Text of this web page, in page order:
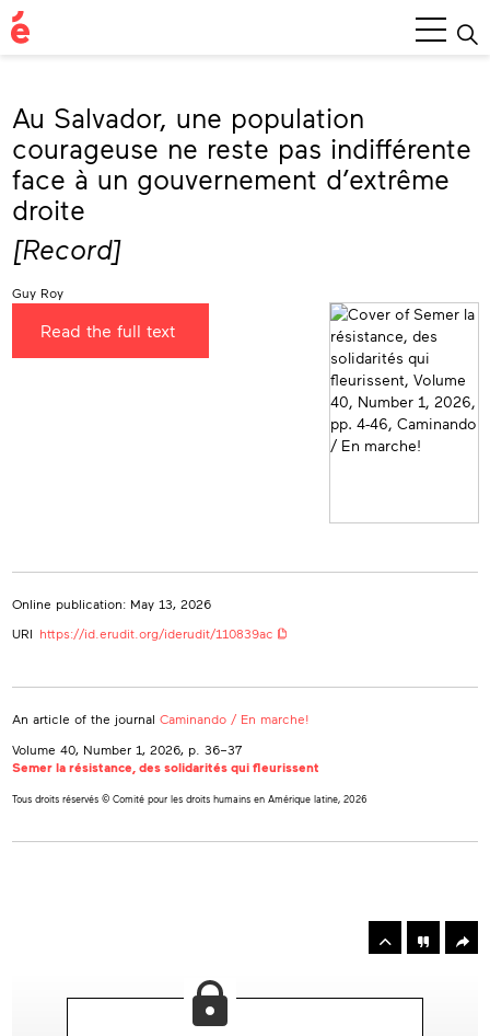
Main
Menu
Au Salvador, une population
courageuse ne reste pas indifférente
face à un gouvernement d’extrême
droite
[Record]
Guy Roy
Read the full text
Online publication: May 13, 2026
URI https://id.erudit.org/iderudit/110839ac
An article of the journal Caminando / En marche!
Volume 40, Number 1, 2026 , p. 36–37
Semer la résistance, des solidarités qui fleurissent
Tous droits réservés © Comité pour les droits humains en Amérique latine, 2026
Toolbox